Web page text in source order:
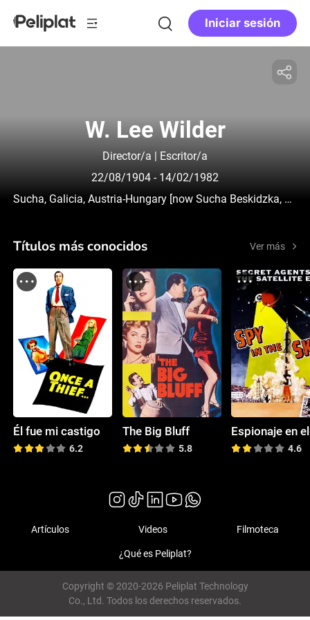
Iniciar sesión
W. Lee Wilder
Director/a | Escritor/a
22/08/1904 - 14/02/1982
Sucha, Galicia, Austria-Hungary [now Sucha Beskidzka, Malopolskie, Poland]
Títulos más conocidos Ver más
Él fue mi castigo
6.2
The Big Bluff
5.8 4.6
Artículos Videos Filmoteca
¿Qué es Peliplat?
Copyright © 2020-2026 Peliplat Technology
Co., Ltd. Todos los derechos reservados.